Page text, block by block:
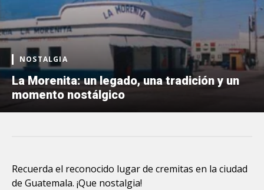
NOSTALGIA
La Morenita: un legado, una tradición y un
momento nostálgico
Recuerda el reconocido lugar de cremitas en la ciudad
de Guatemala. ¡Que nostalgia!